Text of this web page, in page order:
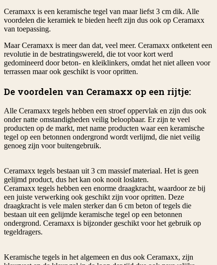
Ceramaxx is een keramische tegel van maar liefst 3 cm dik. Alle
voordelen die keramiek te bieden heeft zijn dus ook op Ceramaxx
van toepassing.
Maar Ceramaxx is meer dan dat, veel meer. Ceramaxx ontketent een
revolutie in de bestratingswereld, die tot voor kort werd
gedomineerd door beton- en kleiklinkers, omdat het niet alleen voor
terrassen maar ook geschikt is voor opritten.
De voordelen van Ceramaxx op een rijtje:
Alle Ceramaxx tegels hebben een stroef oppervlak en zijn dus ook
onder natte omstandigheden veilig beloopbaar. Er zijn te veel
producten op de markt, met name producten waar een keramische
tegel op een betonnen ondergrond wordt verlijmd, die niet veilig
genoeg zijn voor buitengebruik.
Ceramaxx tegels bestaan uit 3 cm massief materiaal. Het is geen
gelijmd product, dus het kan ook nooit loslaten.
Ceramaxx tegels hebben een enorme draagkracht, waardoor ze bij
een juiste verwerking ook geschikt zijn voor opritten. Deze
draagkracht is vele malen sterker dan 6 cm beton of tegels die
bestaan uit een gelijmde keramische tegel op een betonnen
ondergrond. Ceramaxx is bijzonder geschikt voor het gebruik op
tegeldragers.
Keramische tegels in het algemeen en dus ook Ceramaxx, zijn